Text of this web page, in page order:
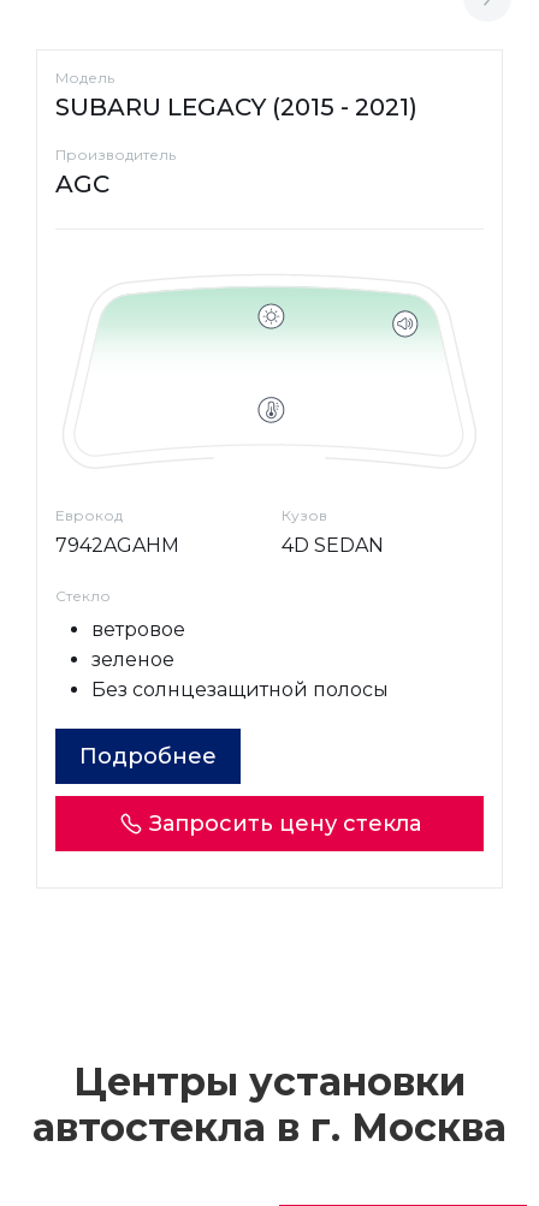
Модель
SUBARU LEGACY (2015 - 2021)
Производитель
AGC
Еврокод
7942AGAHM
Кузов
4D SEDAN
Стекло
ветровое
зеленое
Без солнцезащитной полосы
Подробнее
Запросить цену стекла
Центры установки
автостекла в г. Москва